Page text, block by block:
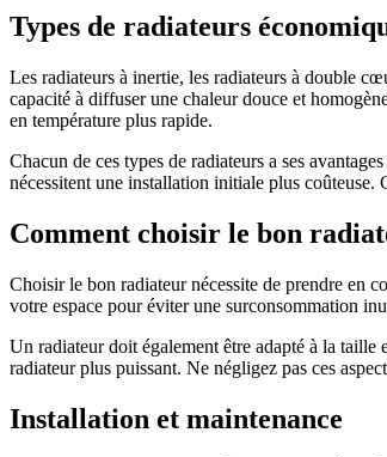
Types de radiateurs
Les radiateurs à inertie, les radiateurs à double
capacité à diffuser une chaleur douce et
en température plus rapide.
Chacun de ces types de radiateurs a ses
nécessitent une installation initiale plus
Comment choisir le bon
Choisir le bon radiateur nécessite de prendre en
votre espace pour éviter une surconsommation
Un radiateur doit également être adapté à la
radiateur plus puissant. Ne négligez pas ces
Installation et maintenance